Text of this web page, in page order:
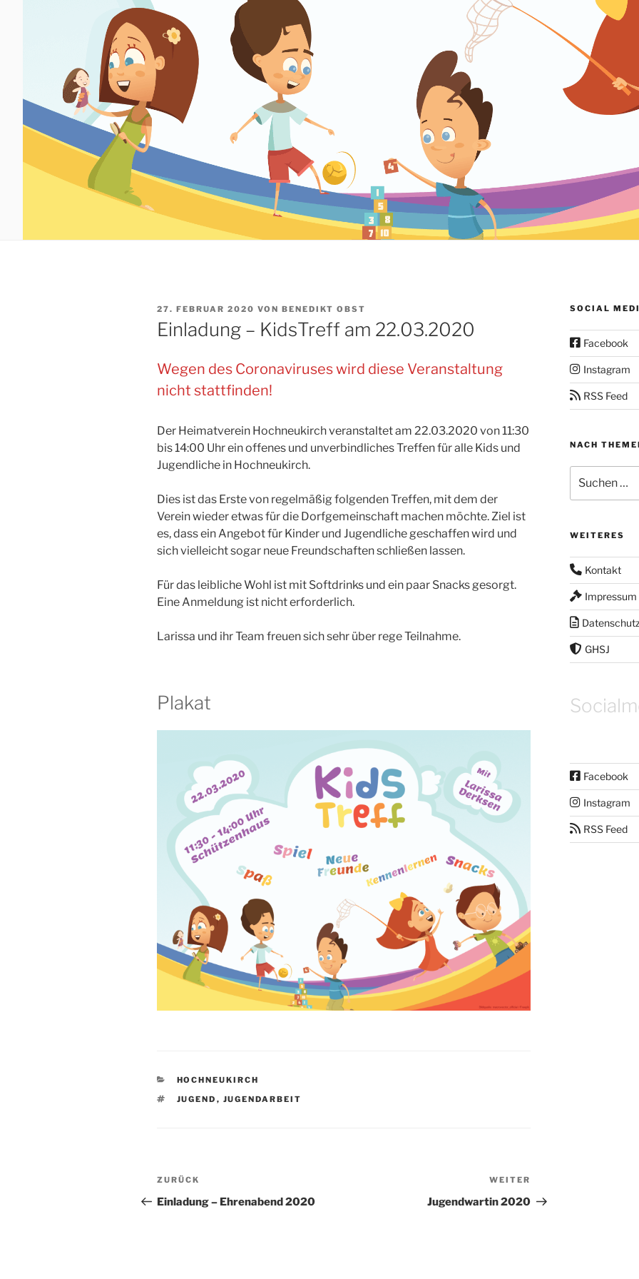
VERÖFFENTLICHT
AM
27. FEBRUAR 2020 VON BENEDIKT OBST
Einladung – KidsTreff am 22.03.2020
Wegen des Coronaviruses wird diese Veranstaltung
nicht stattfinden!
Der Heimatverein Hochneukirch veranstaltet am 22.03.2020 von 11:30
bis 14:00 Uhr ein offenes und unverbindliches Treffen für alle Kids und
Jugendliche in Hochneukirch.
Dies ist das Erste von regelmäßig folgenden Treffen, mit dem der
Verein wieder etwas für die Dorfgemeinschaft machen möchte. Ziel ist
es, dass ein Angebot für Kinder und Jugendliche geschaffen wird und
sich vielleicht sogar neue Freundschaften schließen lassen.
Für das leibliche Wohl ist mit Softdrinks und ein paar Snacks gesorgt.
Eine Anmeldung ist nicht erforderlich.
Larissa und ihr Team freuen sich sehr über rege Teilnahme.
Plakat
KATEGORIEN
HOCHNEUKIRCH
SCHLAGWÖRTER
JUGEND , JUGENDARBEIT
Beitragsnavigation
Vorheriger
Beitrag
ZURÜCK
Einladung – Ehrenabend 2020
Beitrag
WEITER
Jugendwartin 2020
SOCIAL
Facebook
Instagram
RSS Feed
NACH
nach:
WEITERES
Kontakt
Impressum
GHSJ
Facebook
Instagram
RSS Feed